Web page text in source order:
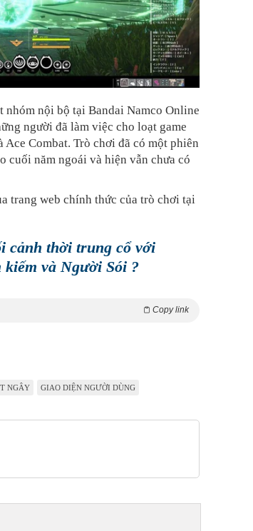
nội bộ tại Bandai Namco Online
người đã làm việc cho loạt game
Ace Combat. Trò chơi đã có một phiên
cuối năm ngoái và hiện vẫn chưa có
trang web chính thức của trò chơi tại
cảnh thời trung cổ với
kiếm và Người Sói ?
Copy link
NGÂY GIAO DIỆN NGƯỜI DÙNG